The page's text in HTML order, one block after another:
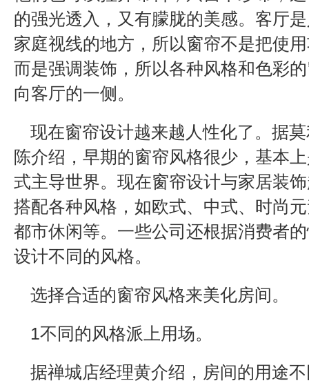
的强光透入，又有朦胧的美感。客厅
家庭视线的地方，所以窗帘不是把使
而是强调装饰，所以各种风格和色彩
向客厅的一侧。
现在窗帘设计越来越人性化了。据
陈介绍，早期的窗帘风格很少，基本
式主导世界。现在窗帘设计与家居装
搭配各种风格，如欧式、中式、时尚
都市休闲等。一些公司还根据消费者
设计不同的风格。
选择合适的窗帘风格来美化房间。
1不同的风格派上用场。
据禅城店经理黄介绍，房间的用途